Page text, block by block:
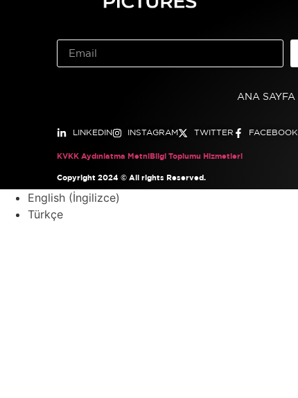
ANA SAYFA
LINKEDIN INSTAGRAM TWITTER FACEBOOK
KVKK Aydınlatma Metni Bilgi Toplumu Hizmetleri
Copyright 2024 © All rights Reserved.
English (İngilizce)
Türkçe